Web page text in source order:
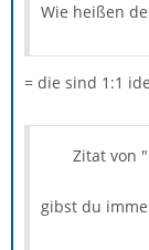
Wie heißen
= die sind 1:1
Zitat von
gibst du